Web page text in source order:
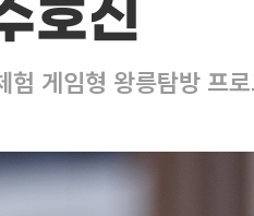
호신
게임형 왕릉탐방 프